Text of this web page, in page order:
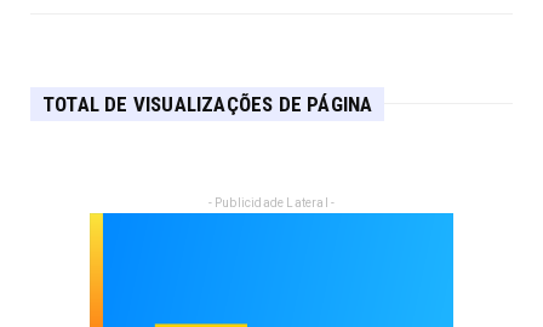
TOTAL DE VISUALIZAÇÕES DE PÁGINA
- Publicidade Lateral -